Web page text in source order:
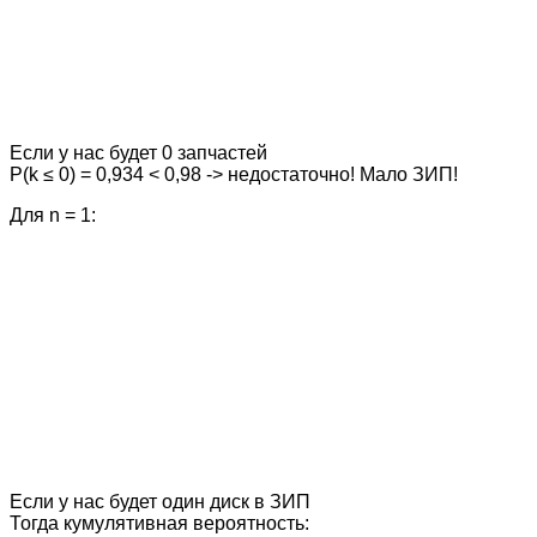
Если у нас будет 0 запчастей
P(k ≤ 0) = 0,934 < 0,98 -> недостаточно! Мало ЗИП!
Для n = 1:
Если у нас будет один диск в ЗИП
Тогда кумулятивная вероятность: